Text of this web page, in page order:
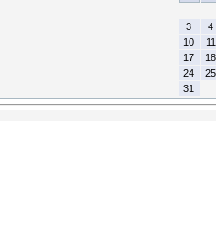
3
4
10
11
17
18
24
25
31